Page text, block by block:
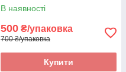
В наявності
500 ₴/упаковка
700 ₴/упаковка
Купити